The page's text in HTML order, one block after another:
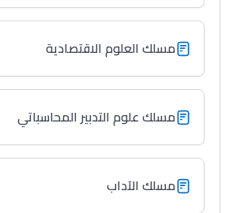
+ de 89 Interviews/Vidéos
دليل المهن
ما يزيد عن 149 مهنة
مسلك العلوم الاقتصادية
مسلك علوم التدبير المحاسباتي
مسلك الآداب